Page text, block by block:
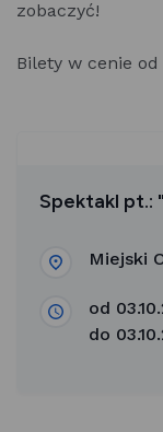
zobaczyć!
Bilety w cenie od
Spektakl pt.:
Miejski
od
do